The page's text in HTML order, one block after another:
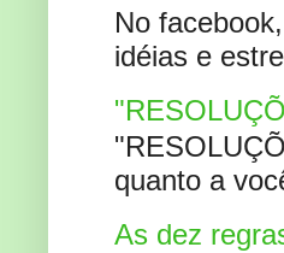
No
idéias e
quanto a
As dez